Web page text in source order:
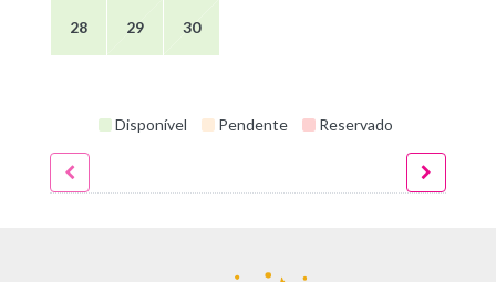
28 29 30
Disponível Pendente Reservado